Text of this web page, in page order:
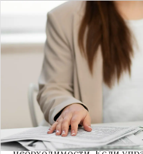
С 1 августа в
коммунальные услуги
новшество. Как поясняет
ProДеньги", теперь уборка
пользования (МОП)
строку. Это дает жильцам
что именно они платят.
Новые нормы строго
уборки: мытье полов и
проводиться несколько
пыли – еженедельно, а